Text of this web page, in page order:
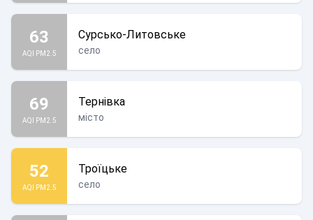
63
AQI PM2.5
Сурсько-Литовське
село
69
AQI PM2.5
Тернівка
місто
52
AQI PM2.5
Троїцьке
село